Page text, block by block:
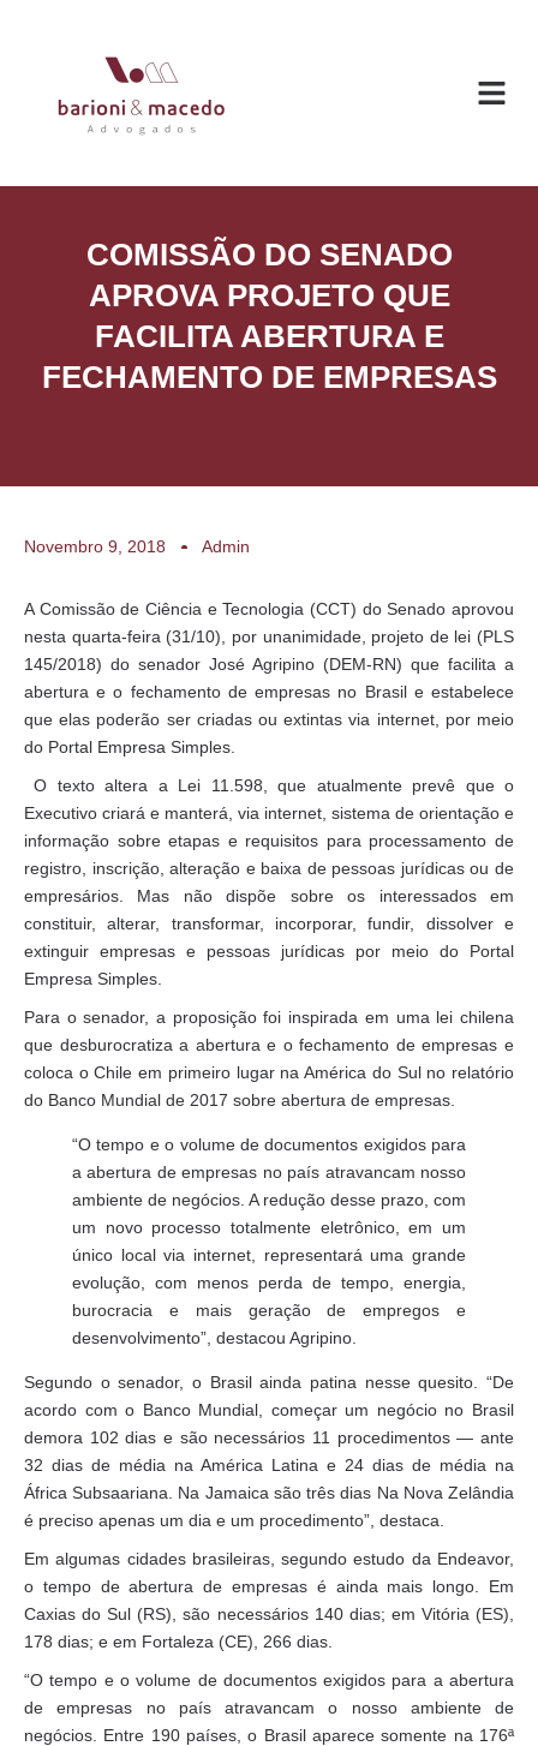
COMISSÃO DO SENADO
APROVA PROJETO QUE
FACILITA ABERTURA E
FECHAMENTO DE EMPRESAS
Novembro 9, 2018 Admin
A Comissão de Ciência e Tecnologia (CCT) do Senado aprovou
nesta quarta-feira (31/10), por unanimidade, projeto de lei (PLS
145/2018) do senador José Agripino (DEM-RN) que facilita a
abertura e o fechamento de empresas no Brasil e estabelece
que elas poderão ser criadas ou extintas via internet, por meio
do Portal Empresa Simples.
O texto altera a Lei 11.598, que atualmente prevê que o
Executivo criará e manterá, via internet, sistema de orientação e
informação sobre etapas e requisitos para processamento de
registro, inscrição, alteração e baixa de pessoas jurídicas ou de
empresários. Mas não dispõe sobre os interessados em
constituir, alterar, transformar, incorporar, fundir, dissolver e
extinguir empresas e pessoas jurídicas por meio do Portal
Empresa Simples.
Para o senador, a proposição foi inspirada em uma lei chilena
que desburocratiza a abertura e o fechamento de empresas e
coloca o Chile em primeiro lugar na América do Sul no relatório
do Banco Mundial de 2017 sobre abertura de empresas.
“O tempo e o volume de documentos exigidos para
a abertura de empresas no país atravancam nosso
ambiente de negócios. A redução desse prazo, com
um novo processo totalmente eletrônico, em um
único local via internet, representará uma grande
evolução, com menos perda de tempo, energia,
burocracia e mais geração de empregos e
desenvolvimento”, destacou Agripino.
Segundo o senador, o Brasil ainda patina nesse quesito. “De
acordo com o Banco Mundial, começar um negócio no Brasil
demora 102 dias e são necessários 11 procedimentos — ante
32 dias de média na América Latina e 24 dias de média na
África Subsaariana. Na Jamaica são três dias Na Nova Zelândia
é preciso apenas um dia e um procedimento”, destaca.
Em algumas cidades brasileiras, segundo estudo da Endeavor,
o tempo de abertura de empresas é ainda mais longo. Em
Caxias do Sul (RS), são necessários 140 dias; em Vitória (ES),
178 dias; e em Fortaleza (CE), 266 dias.
“O tempo e o volume de documentos exigidos para a abertura
de empresas no país atravancam o nosso ambiente de
negócios. Entre 190 países, o Brasil aparece somente na 176ª